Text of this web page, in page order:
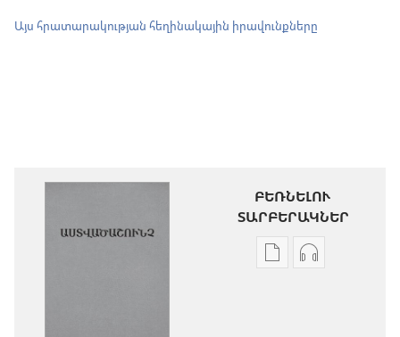
Այս հրատարակության հեղինակային իրավունքները
ԲԵՌՆԵԼՈՒ
ՏԱՐԲԵՐԱԿՆԵՐ
Թվային